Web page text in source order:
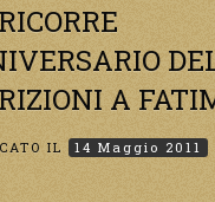
A
IL 14 Maggio 2011